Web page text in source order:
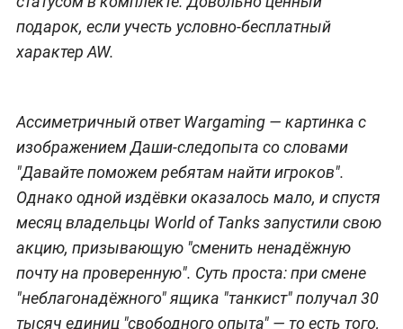
подарок, если учесть условно-бесплатный
характер AW.
Ассиметричный ответ Wargaming — картинка с
изображением Даши-следопыта со словами
"Давайте поможем ребятам найти игроков".
Однако одной издёвки оказалось мало, и спустя
месяц владельцы World of Tanks запустили свою
акцию, призывающую "сменить ненадёжную
почту на проверенную". Суть проста: при смене
"неблагонадёжного" ящика "танкист" получал 30
тысяч единиц "свободного опыта" — то есть того,